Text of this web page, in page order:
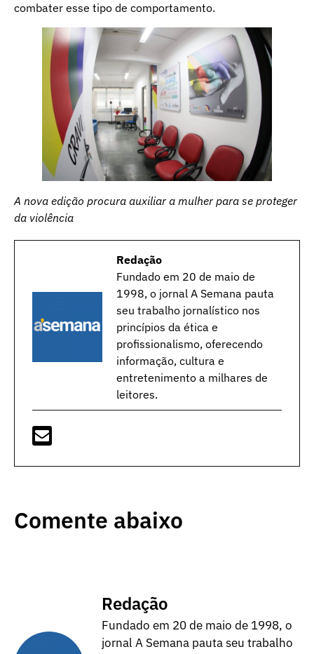
combater esse tipo de comportamento.
A nova edição procura auxiliar a mulher para se proteger
da violência
Redação
Fundado em 20 de maio de
1998, o jornal A Semana pauta
seu trabalho jornalístico nos
princípios da ética e
profissionalismo, oferecendo
informação, cultura e
entretenimento a milhares de
leitores.
Comente abaixo
Redação
Fundado em 20 de maio de 1998, o
jornal A Semana pauta seu trabalho